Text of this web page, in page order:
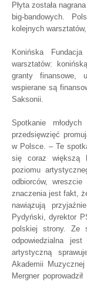
Płyta została
big-bandowych.
kolejnych
Konińska
warsztatów:
granty finansowe,
wspierane są
Saksonii.
Spotkanie
przedsięwzięć
w Polsce. – Te
się coraz większą
poziomu
odbiorców,
znaczenia jest fakt,
nawiązują
Pydyński, dyrektor
polskiej strony. Ze
odpowiedzialna
artystyczną
Akademii
Mergner